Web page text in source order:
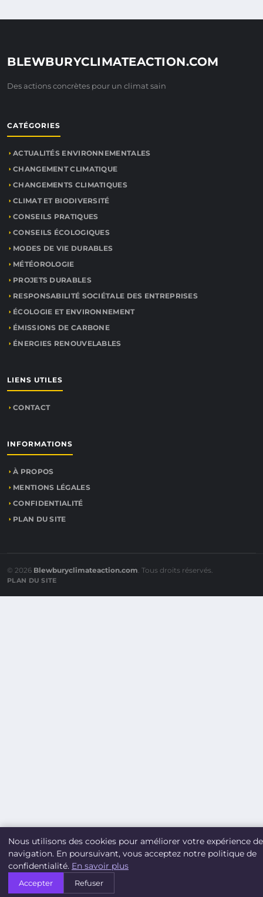
BLEWBURYCLIMATEACTION.COM
Des actions concrètes pour un climat sain
CATÉGORIES
ACTUALITÉS ENVIRONNEMENTALES
CHANGEMENT CLIMATIQUE
CHANGEMENTS CLIMATIQUES
CLIMAT ET BIODIVERSITÉ
CONSEILS PRATIQUES
CONSEILS ÉCOLOGIQUES
MODES DE VIE DURABLES
MÉTÉOROLOGIE
PROJETS DURABLES
RESPONSABILITÉ SOCIÉTALE DES ENTREPRISES
ÉCOLOGIE ET ENVIRONNEMENT
ÉMISSIONS DE CARBONE
ÉNERGIES RENOUVELABLES
LIENS UTILES
CONTACT
INFORMATIONS
À PROPOS
MENTIONS LÉGALES
CONFIDENTIALITÉ
PLAN DU SITE
© 2026 Blewburyclimateaction.com. Tous droits réservés.
PLAN DU SITE
Nous utilisons des cookies pour améliorer votre expérience de
navigation. En poursuivant, vous acceptez notre politique de
confidentialité. En savoir plus
Accepter Refuser